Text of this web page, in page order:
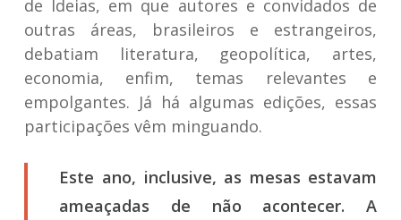
de Ideias, em que autores e convidados de
outras áreas, brasileiros e estrangeiros,
debatiam literatura, geopolítica, artes,
economia, enfim, temas relevantes e
empolgantes. Já há algumas edições, essas
participações vêm minguando.
Este ano, inclusive, as mesas estavam
ameaçadas de não acontecer. A